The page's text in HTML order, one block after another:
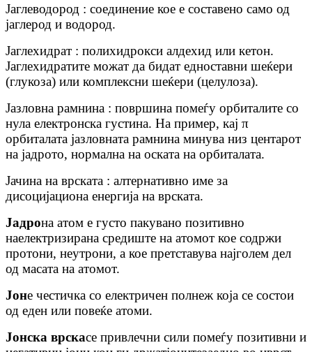
Јаглеводород : соединение кое е составено само од
јаглерод и водород.
Јаглехидрат : полихидрокси алдехид или кетон.
Јаглехидратите можат да бидат едноставни шеќери
(глукоза) или комплексни шеќери (целулоза).
Јазловна рамнина : површина помеѓу орбиталите со
нула електронска густина. На пример, кај π
орбиталата јазловната рамнина минува низ центарот
на јадрото, нормална на оската на орбиталата.
Јачина на врската : алтернативно име за
дисоцијациона енергија на врската.
Јадрона атом е густо пакувано позитивно
наелектризирана средиште на атомот кое содржи
протони, неутрони, а кое претставува најголем дел
од масата на атомот.
Јоне честичка со електричен полнеж која се состои
од еден или повеќе атоми.
Јонска врскасе привлечни сили помеѓу позитивни и